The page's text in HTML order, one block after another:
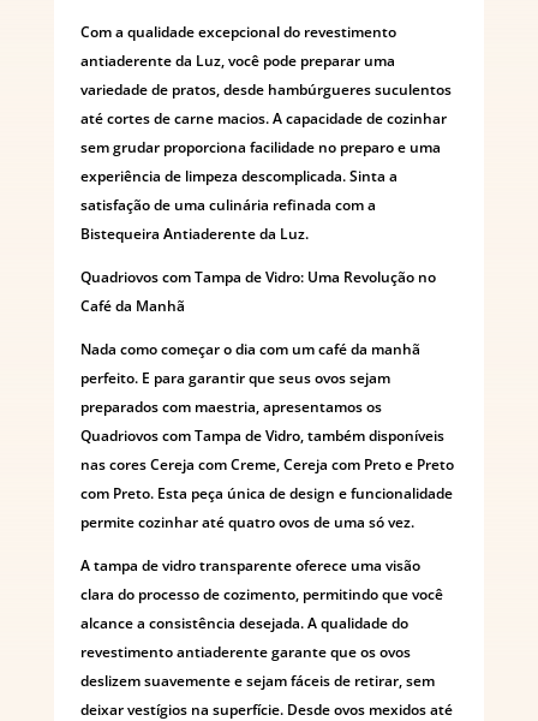
Com a qualidade excepcional do revestimento
antiaderente da Luz, você pode preparar uma
variedade de pratos, desde hambúrgueres suculentos
até cortes de carne macios. A capacidade de cozinhar
sem grudar proporciona facilidade no preparo e uma
experiência de limpeza descomplicada. Sinta a
satisfação de uma culinária refinada com a
Bistequeira Antiaderente da Luz.
Quadriovos com Tampa de Vidro: Uma Revolução no
Café da Manhã
Nada como começar o dia com um café da manhã
perfeito. E para garantir que seus ovos sejam
preparados com maestria, apresentamos os
Quadriovos com Tampa de Vidro, também disponíveis
nas cores Cereja com Creme, Cereja com Preto e Preto
com Preto. Esta peça única de design e funcionalidade
permite cozinhar até quatro ovos de uma só vez.
A tampa de vidro transparente oferece uma visão
clara do processo de cozimento, permitindo que você
alcance a consistência desejada. A qualidade do
revestimento antiaderente garante que os ovos
deslizem suavemente e sejam fáceis de retirar, sem
deixar vestígios na superfície. Desde ovos mexidos até